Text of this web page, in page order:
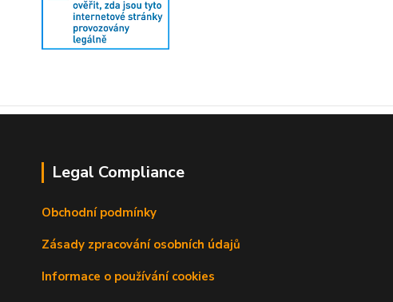
Legal Compliance
Obchodní podmínky
Zásady zpracování osobních údajů
Informace o používání cookies